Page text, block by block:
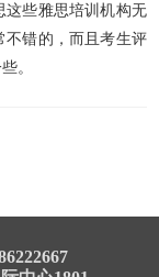
这些雅思培训机构无
不错的，而且考生评
。